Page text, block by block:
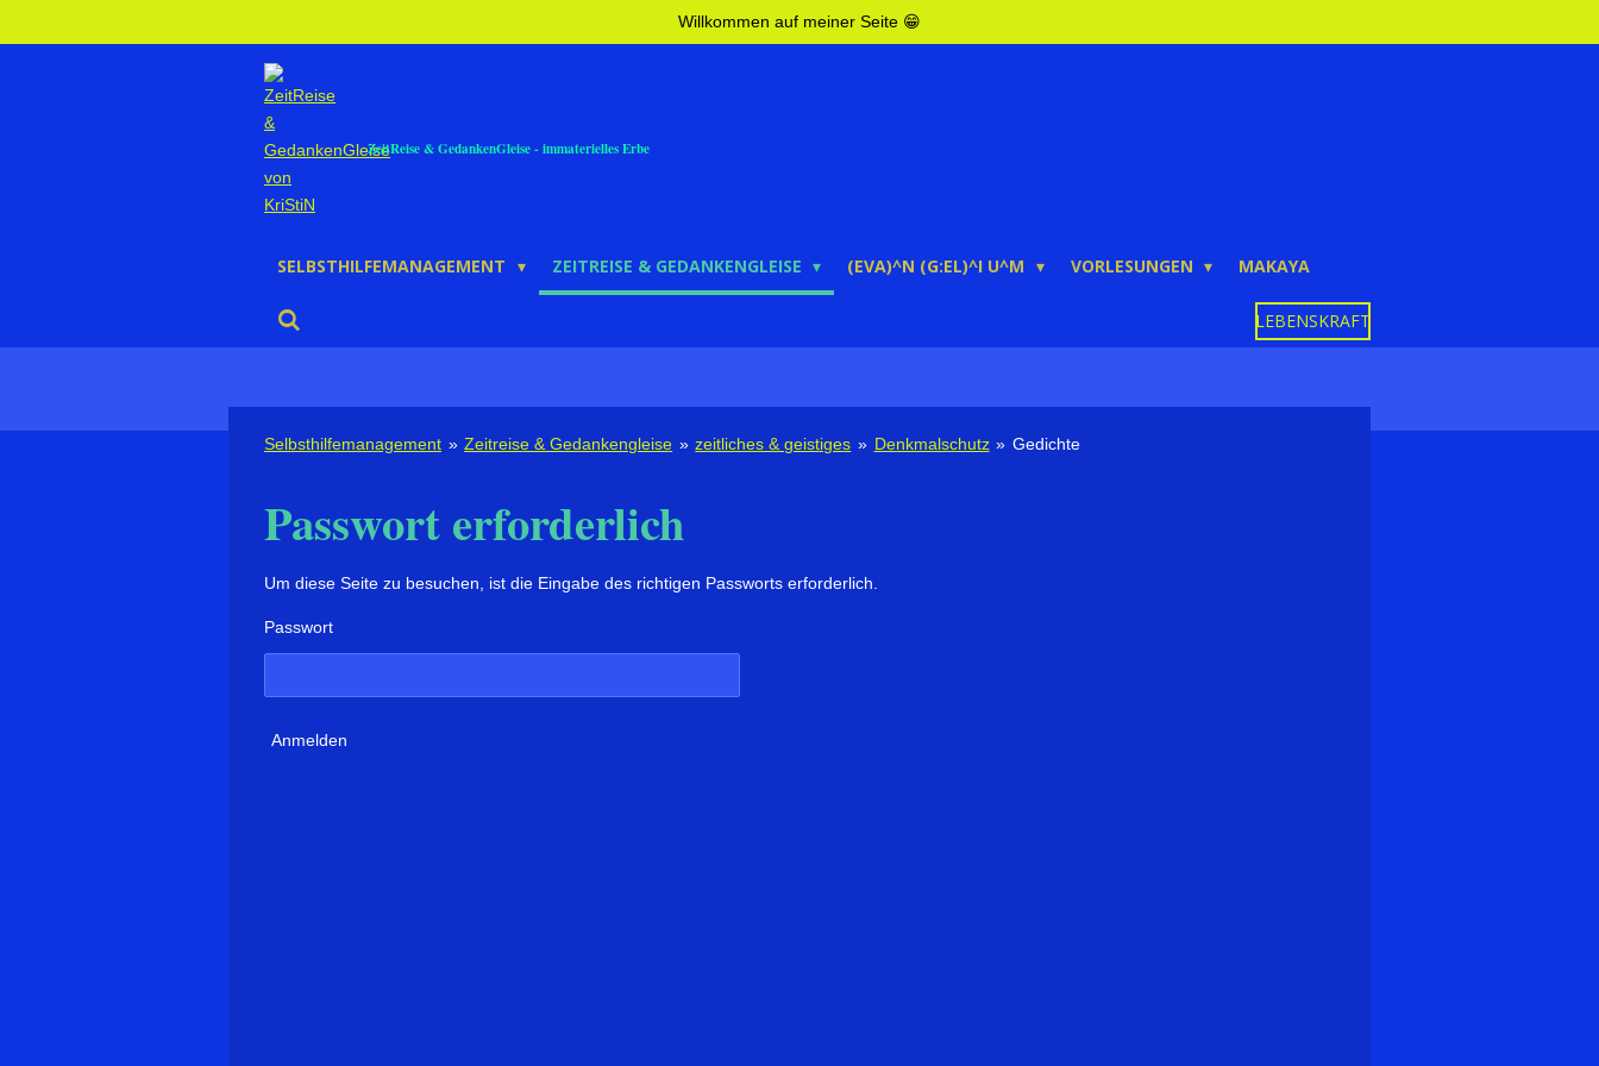
Willkommen auf meiner Seite 😁
ZeitReise & GedankenGleise - immaterielles Erbe
SELBSTHILFEMANAGEMENT ZEITREISE & GEDANKENGLEISE (EVA)^N (G:EL)^I U^M VORLESUNGEN MAKAYA
LEBENSKRAFT
Selbsthilfemanagement » Zeitreise & Gedankengleise » zeitliches & geistiges » Denkmalschutz » Gedichte
Passwort erforderlich
Um diese Seite zu besuchen, ist die Eingabe des richtigen Passworts erforderlich.
Passwort
Anmelden